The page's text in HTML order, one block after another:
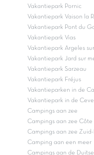
Vakantiepark Pornic
Vakantiepark Vaison la
Vakantiepark Pont du
Vakantiepark Vias
Vakantiepark Argeles
Vakantiepark Jard sur
Vakantiepark Sarzeau
Vakantiepark Fréjus
Vakantieparken in de
Vakantiepark in de
Campings aan zee
Campings aan zee Côte
Campings aan zee
Camping aan een meer
Campings aan de